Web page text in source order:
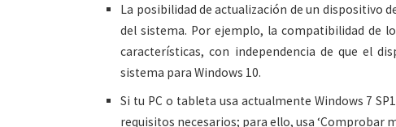
La posibilidad de actualización de un dispositivo
del sistema. Por ejemplo, la compatibilidad de
características, con independencia de que el
sistema para Windows 10.
Si tu PC o tableta usa actualmente Windows 7
requisitos necesarios; para ello, usa ‘Comprobar